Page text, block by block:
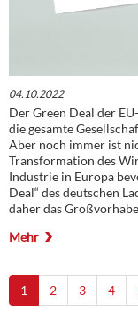
04.10.2022
Der Green Deal der
die gesamte
Aber noch immer ist
Transformation des
Industrie in Europa
Deal“ des deutschen
daher das
Mehr
1 2 3 4